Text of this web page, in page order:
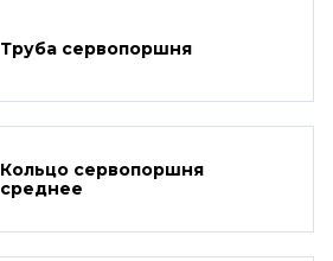
Труба сервопоршня
Кольцо сервопоршня
среднее